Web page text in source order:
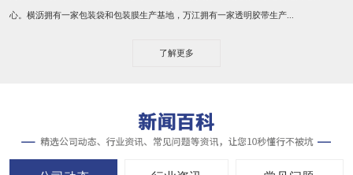
心。横沥拥有一家包装袋和包装膜生产基地，万江拥有一家透明胶带生产...
了解更多